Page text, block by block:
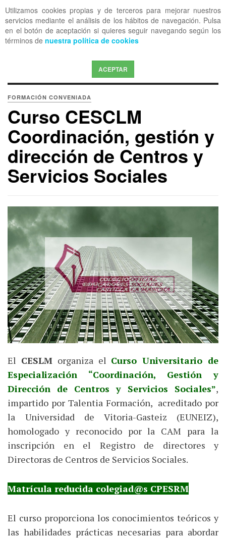
Utilizamos cookies propias y de terceros para mejorar nuestros
servicios mediante el análisis de los hábitos de navegación. Pulsa
en el botón de aceptación si quieres seguir navegando según los
términos de nuestra política de cookies
ACEPTAR
OFF CANVAS
FORMACIÓN CONVENIADA
Curso CESCLM
Coordinación, gestión y
dirección de Centros y
Servicios Sociales
El CESLMorganiza el Curso Universitario de
Especialización “Coordinación, Gestión y
Dirección de Centros y Servicios Sociales”,
impartido por Talentia Formación, acreditado por
la Universidad de Vitoria-Gasteiz (EUNEIZ),
homologado y reconocido por la CAM para la
inscripción en el Registro de directores y
Directoras de Centros de Servicios Sociales.
Matrícula reducida colegiad@s CPESRM
El curso proporciona los conocimientos teóricos y
las habilidades prácticas necesarias para abordar